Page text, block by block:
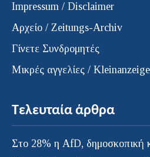
Impressum / Disclaimer
Αρχείο / Zeitungs-Archiv
Γίνετε Συνδρομητές
Μικρές αγγελίες /
Τελευταία άρθρα
Στο 28% η AfD, δημοσκοπική